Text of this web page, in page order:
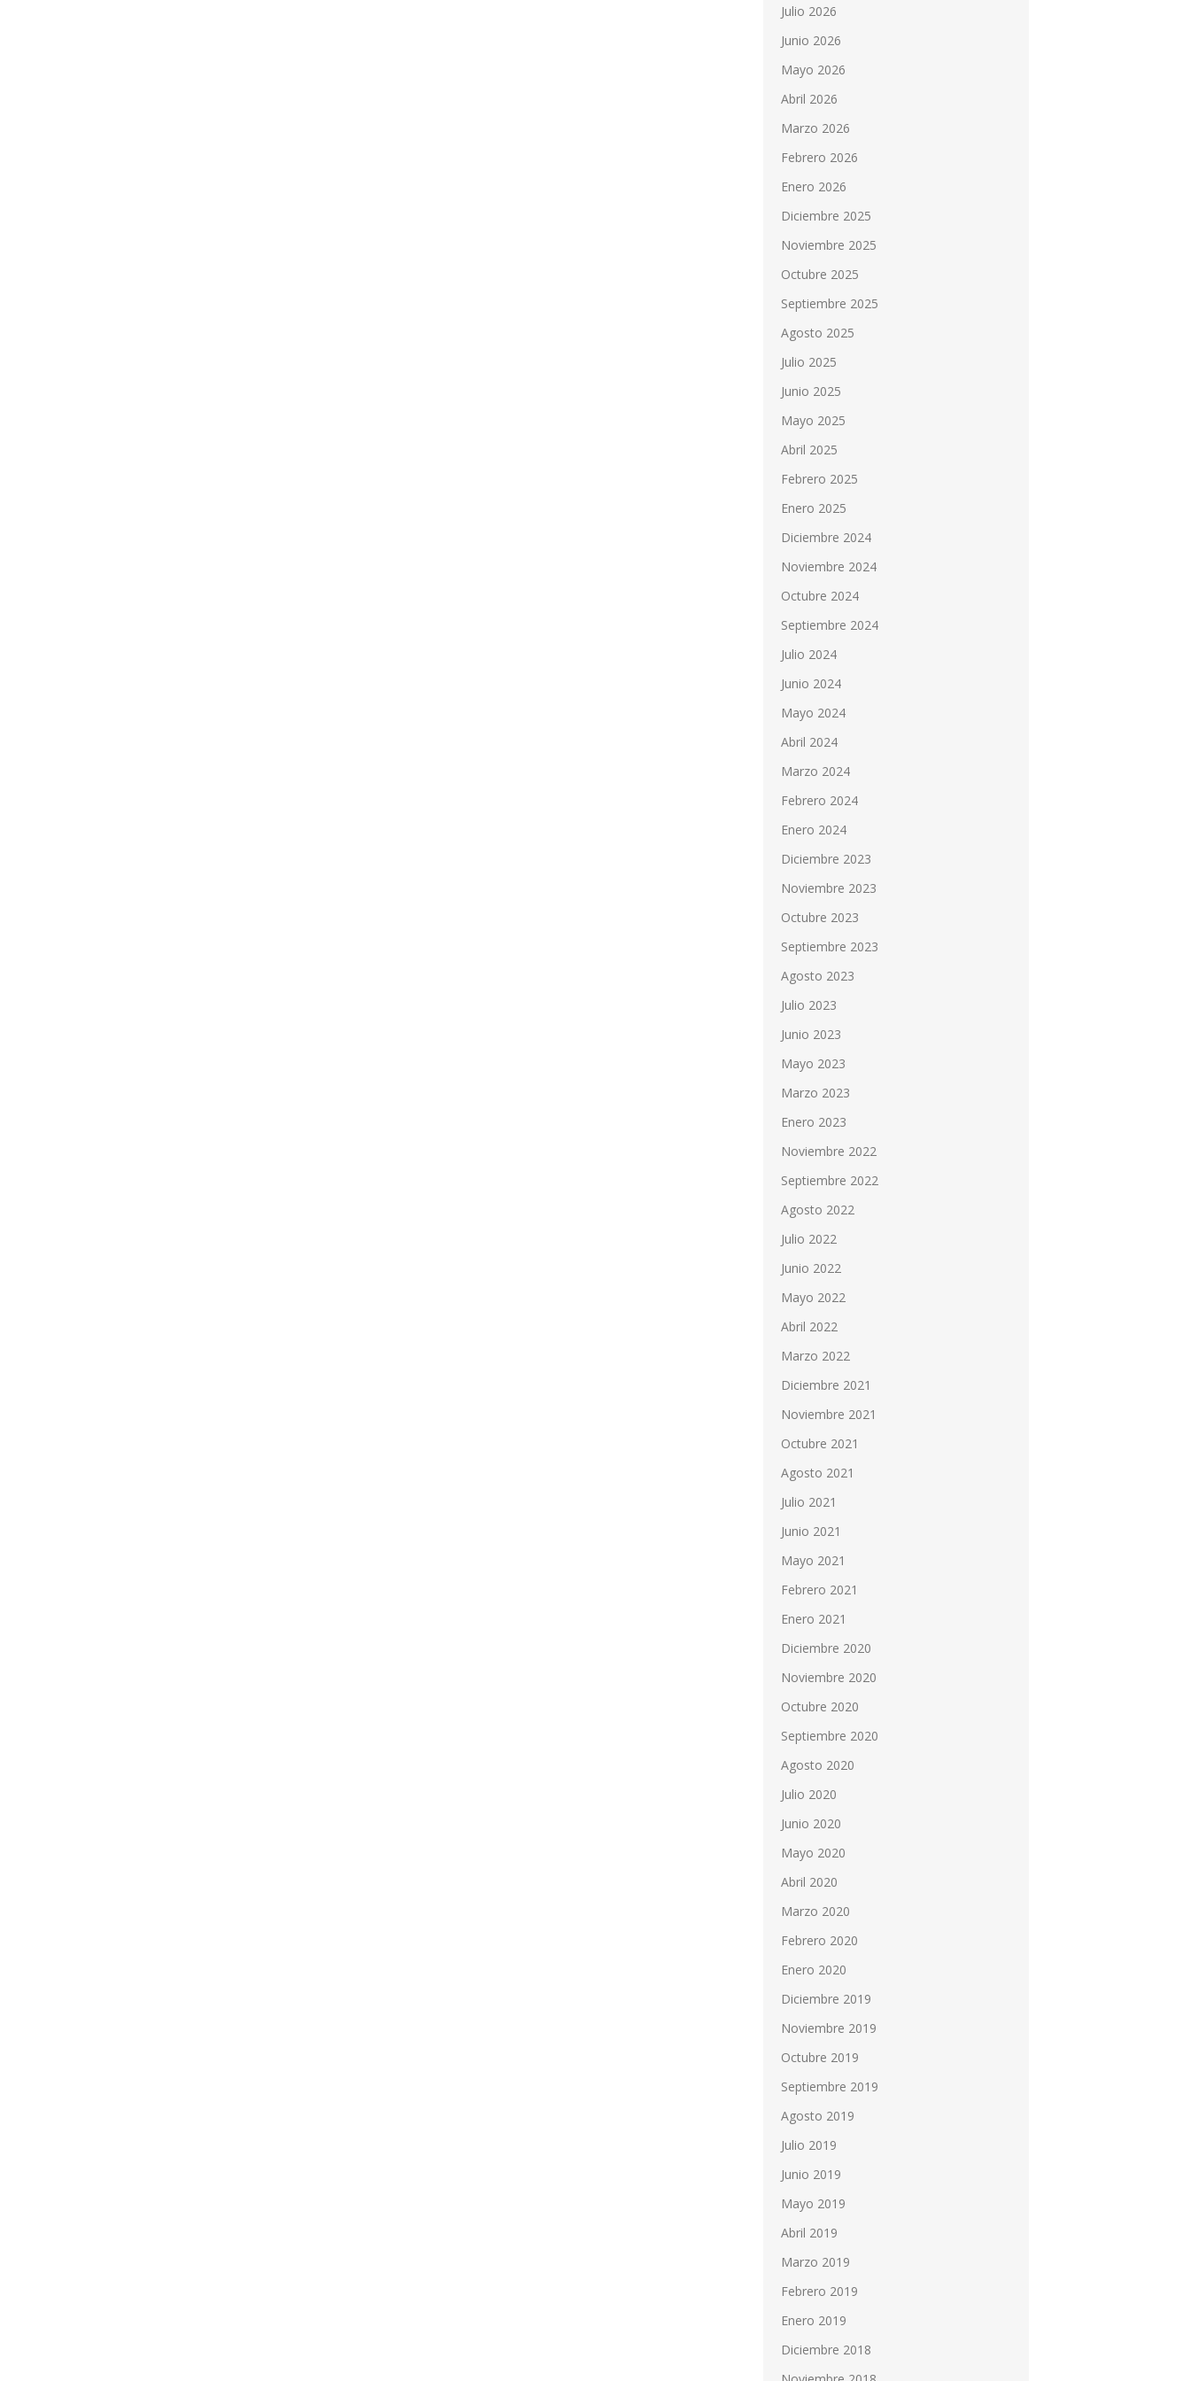
Julio 2026
Junio 2026
Mayo 2026
Abril 2026
Marzo 2026
Febrero 2026
Enero 2026
Diciembre 2025
Noviembre 2025
Octubre 2025
Septiembre 2025
Agosto 2025
Julio 2025
Junio 2025
Mayo 2025
Abril 2025
Febrero 2025
Enero 2025
Diciembre 2024
Noviembre 2024
Octubre 2024
Septiembre 2024
Julio 2024
Junio 2024
Mayo 2024
Abril 2024
Marzo 2024
Febrero 2024
Enero 2024
Diciembre 2023
Noviembre 2023
Octubre 2023
Septiembre 2023
Agosto 2023
Julio 2023
Junio 2023
Mayo 2023
Marzo 2023
Enero 2023
Noviembre 2022
Septiembre 2022
Agosto 2022
Julio 2022
Junio 2022
Mayo 2022
Abril 2022
Marzo 2022
Diciembre 2021
Noviembre 2021
Octubre 2021
Agosto 2021
Julio 2021
Junio 2021
Mayo 2021
Febrero 2021
Enero 2021
Diciembre 2020
Noviembre 2020
Octubre 2020
Septiembre 2020
Agosto 2020
Julio 2020
Junio 2020
Mayo 2020
Abril 2020
Marzo 2020
Febrero 2020
Enero 2020
Diciembre 2019
Noviembre 2019
Octubre 2019
Septiembre 2019
Agosto 2019
Julio 2019
Junio 2019
Mayo 2019
Abril 2019
Marzo 2019
Febrero 2019
Enero 2019
Diciembre 2018